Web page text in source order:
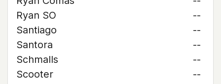
Ryan SO
--
Santiago
--
Santora
--
Schmalls
--
Scooter
--